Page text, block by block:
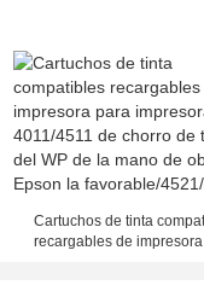
Cartuchos de tinta
recargables de